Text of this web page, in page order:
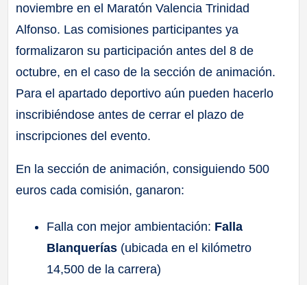
noviembre en el Maratón Valencia Trinidad
Alfonso. Las comisiones participantes ya
formalizaron su participación antes del 8 de
octubre, en el caso de la sección de animación.
Para el apartado deportivo aún pueden hacerlo
inscribiéndose antes de cerrar el plazo de
inscripciones del evento.
En la sección de animación, consiguiendo 500
euros cada comisión, ganaron:
Falla con mejor ambientación: Falla
Blanquerías (ubicada en el kilómetro
14,500 de la carrera)